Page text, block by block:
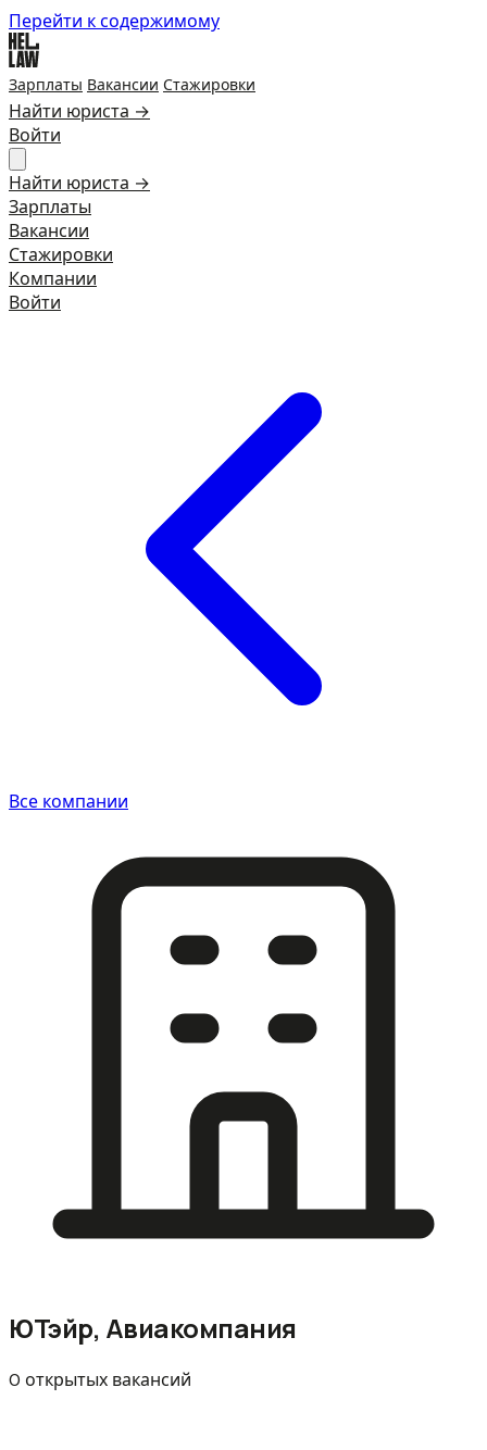
Перейти к содержимому
Зарплаты Вакансии Стажировки
Найти юриста →
Войти
Найти юриста →
Зарплаты
Вакансии
Стажировки
Компании
Войти
Все компании
ЮТэйр, Авиакомпания
0 открытых вакансий